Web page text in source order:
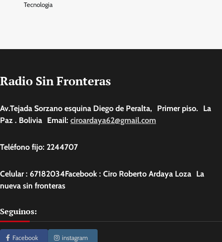
Tecnologia
Radio Sin Fronteras
Av.Tejada Sorzano esquina Diego de Peralta, Primer piso. La
Paz . Bolivia Email: ciroardaya62@gmail.com
Teléfono fijo: 2244707
Celular : 67182034Facebook : Ciro Roberto Ardaya Loza La
nueva sin fronteras
Seguinos:
Facebook instagram